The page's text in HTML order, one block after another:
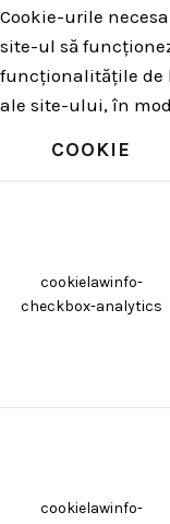
Cookie-urile
site-ul să
funcționalitățile de
ale site-ului, în
COOKIE
cookielawinfo-
checkbox-analytics
cookielawinfo-